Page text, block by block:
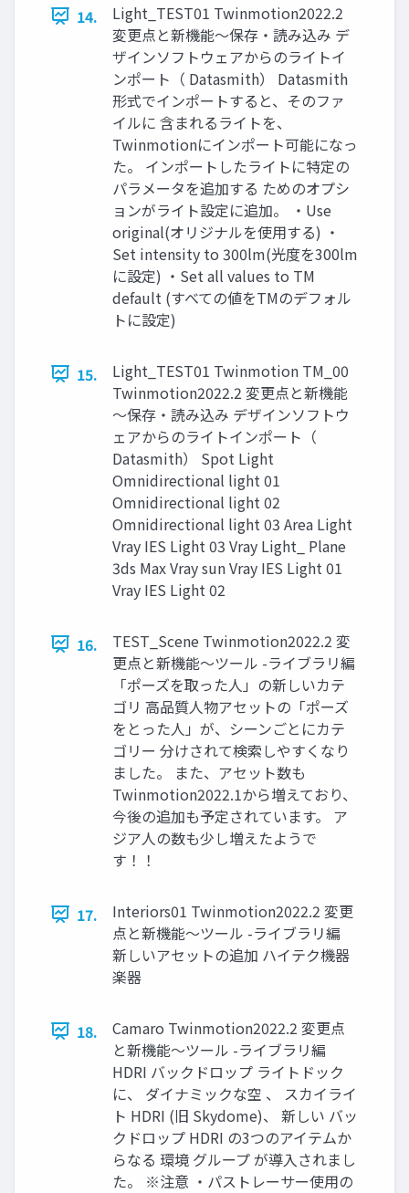
14.
Light_TEST01 Twinmotion2022.2
変更点と新機能～保存・読み込み デ
ザインソフトウェアからのライトイ
ンポート（ Datasmith） Datasmith
形式でインポートすると、そのファ
イルに 含まれるライトを、
Twinmotionにインポート可能になっ
た。 インポートしたライトに特定の
パラメータを追加する ためのオプシ
ョンがライト設定に追加。 ・Use
original(オリジナルを使用する) ・
Set intensity to 300lm(光度を300lm
に設定) ・Set all values to TM
default (すべての値をTMのデフォル
トに設定)
15.
Light_TEST01 Twinmotion TM_00
Twinmotion2022.2 変更点と新機能
～保存・読み込み デザインソフトウ
ェアからのライトインポート（
Datasmith） Spot Light
Omnidirectional light 01
Omnidirectional light 02
Omnidirectional light 03 Area Light
Vray IES Light 03 Vray Light_ Plane
3ds Max Vray sun Vray IES Light 01
Vray IES Light 02
16.
TEST_Scene Twinmotion2022.2 変
更点と新機能～ツール -ライブラリ編
「ポーズを取った人」の新しいカテ
ゴリ 高品質人物アセットの「ポーズ
をとった人」が、シーンごとにカテ
ゴリー 分けされて検索しやすくなり
ました。 また、アセット数も
Twinmotion2022.1から増えており、
今後の追加も予定されています。 ア
ジア人の数も少し増えたようで
す！！
17.
Interiors01 Twinmotion2022.2 変更
点と新機能～ツール -ライブラリ編
新しいアセットの追加 ハイテク機器
楽器
18.
Camaro Twinmotion2022.2 変更点
と新機能～ツール -ライブラリ編
HDRI バックドロップ ライトドック
に、 ダイナミックな空 、 スカイライ
ト HDRI (旧 Skydome)、 新しい バッ
クドロップ HDRI の3つのアイテムか
らなる 環境 グループ が導入されまし
た。 ※注意 ・パストレーサー使用の